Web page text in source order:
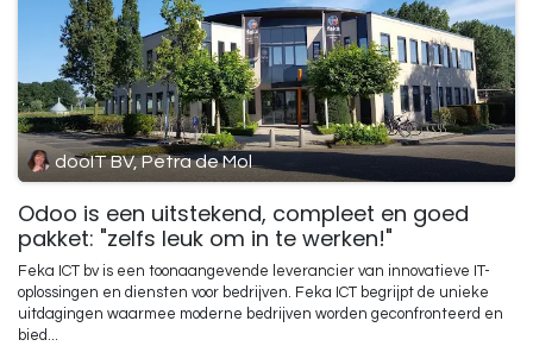
dooIT BV, Petra de Mol
Odoo is een uitstekend, compleet en goed
pakket: "zelfs leuk om in te werken!"
Feka ICT bv is een toonaangevende leverancier van innovatieve IT-
oplossingen en diensten voor bedrijven. Feka ICT begrijpt de unieke
uitdagingen waarmee moderne bedrijven worden geconfronteerd en
bied...